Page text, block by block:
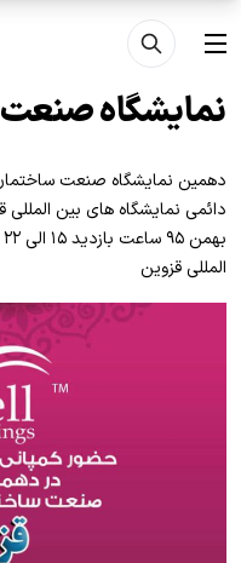
رفتن به محتوای اصلی
منو
نمایشگاه
المللی قزوین